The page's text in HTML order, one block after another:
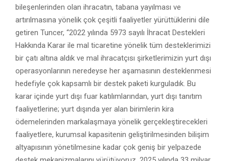
bileşenlerinden olan ihracatın, tabana yayılması ve
artırılmasına yönelik çok çeşitli faaliyetler yürüttüklerini dile
getiren Tuncer, “2022 yılında 5973 sayılı İhracat Destekleri
Hakkında Karar ile mal ticaretine yönelik tüm desteklerimizi
bir çatı altına aldık ve mal ihracatçısı şirketlerimizin yurt dışı
operasyonlarının neredeyse her aşamasının desteklenmesi
hedefiyle çok kapsamlı bir destek paketi kurguladık. Bu
karar içinde yurt dışı fuar katılımlarından, yurt dışı tanıtım
faaliyetlerine; yurt dışında yer alan birimlerin kira
ödemelerinden markalaşmaya yönelik gerçekleştirecekleri
faaliyetlere, kurumsal kapasitenin geliştirilmesinden bilişim
altyapısının yönetilmesine kadar çok geniş bir yelpazede